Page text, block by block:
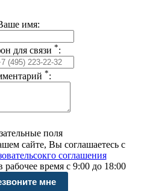
имя:
для связи *:
*:
поля
сайте, Вы соглашаетесь с
соглашения
время с 9:00 до 18:00